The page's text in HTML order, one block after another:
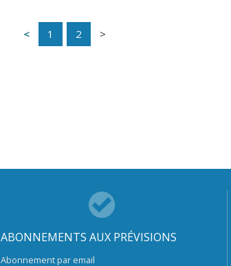
1 2
ABONNEMENTS AUX PRÉVISIONS
Abonnement par email